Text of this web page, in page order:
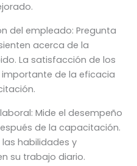
del empleado: Pregunta
acerca de la
La satisfacción de los
de la eficacia
Mide el desempeño
de la capacitación.
habilidades y
su trabajo diario.